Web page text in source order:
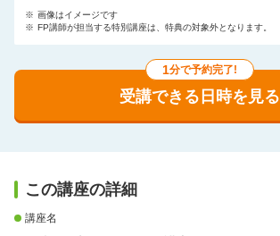
※ 画像はイメージです
※ FP講師が担当する特別講座は、特典の対象外となります。
1分で予約完了!
受講できる日時を見る
この講座の詳細
講座名